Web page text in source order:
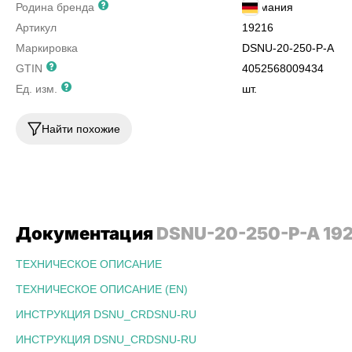
Родина бренда
Германия
Артикул
19216
Маркировка
DSNU-20-250-P-A
GTIN
4052568009434
Ед. изм.
шт.
Найти похожие
Документация DSNU-20-250-P-A
ТЕХНИЧЕСКОЕ ОПИСАНИЕ
ТЕХНИЧЕСКОЕ ОПИСАНИЕ (EN)
ИНСТРУКЦИЯ DSNU_CRDSNU-RU
ИНСТРУКЦИЯ DSNU_CRDSNU-RU